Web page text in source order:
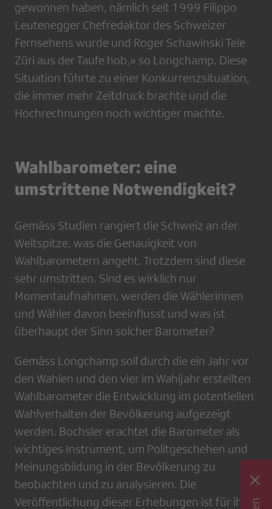
gewonnen haben, nämlich seit 1999 Filippo
Leutenegger Chefredaktor des Schweizer
Fernsehens wurde und Roger Schawinski Tele
Züri aus der Taufe hob,» so Longchamp. Diese
Situation führte zu einer Konkurrenzsituation,
die immer mehr Zeitdruck brachte und die
Hochrechnungen noch wichtiger machte.
Wahlbarometer: eine
umstrittene Notwendigkeit?
Gemäss Studien rangiert die Schweiz an der
Weltspitze, was die Genauigkeit von
Wahlbarometern angeht. Trotzdem sind diese
sehr umstritten. Sind es wirklich nur
Momentaufnahmen, werden die Wählerinnen
und Wähler davon beeinflusst und was ist
überhaupt der Sinn solcher Barometer?
Gemäss Longchamp soll durch die ein Jahr vor
den Wahlen und den vier im Wahljahr erstellten
Wahlbarometer die Entwicklung im potentiellen
Wahlverhalten der Bevölkerung aufgezeigt
werden. Bochsler erachtet die Barometer als
wichtiges Instrument, um Politgeschehen und
Meinungsbildung in der Bevölkerung zu
beobachten und zu analysieren. Die
Veröffentlichung dieser Erhebungen ist für ihn